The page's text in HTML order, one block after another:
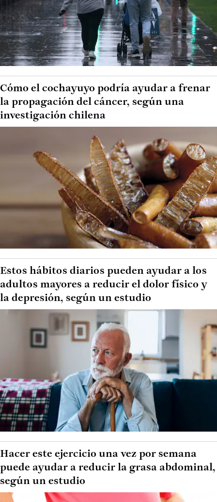
Cómo el cochayuyo podría ayudar a frenar
la propagación del cáncer, según una
investigación chilena
Estos hábitos diarios pueden ayudar a los
adultos mayores a reducir el dolor físico y
la depresión, según un estudio
Hacer este ejercicio una vez por semana
puede ayudar a reducir la grasa abdominal,
según un estudio